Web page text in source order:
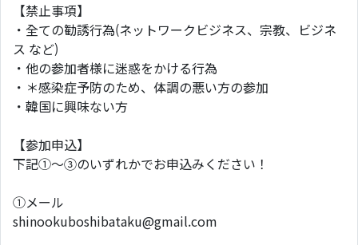
【禁止事項】
・全ての勧誘行為(ネットワークビジネス、宗教、ビジネ
ス など)
・他の参加者様に迷惑をかける行為
・＊感染症予防のため、体調の悪い方の参加
・韓国に興味ない方
【参加申込】
下記①～③のいずれかでお申込みください！
①メール
shinookuboshibataku@gmail.com